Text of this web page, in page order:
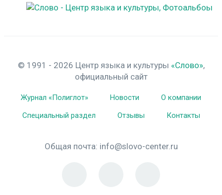
© 1991 - 2026 Центр языка и культуры «Слово»,
официальный сайт
Журнал «Полиглот» Новости
О компании
Специальный раздел
Отзывы Контакты
Общая почта: info@slovo-center.ru